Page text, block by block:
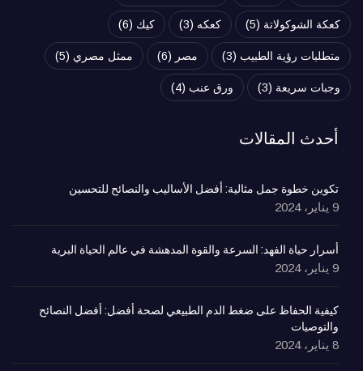
كعكة الشوكولاتة (5) كعكه (3) كيك (6)
متطلبات رؤية الطبيب (3) مصر (6) ممثل مصري (5)
وجبات سريعة (3) ورق عنب (4)
أحدث المقالات
تكوين خطوة جمل مثالية: أفضل الأساليب والنصائح للتحسين
9 يناير، 2024
أسرار حياة الفهد: السرعة والقوة المدهشة في عالم الحياة البرية
9 يناير، 2024
كيفية الحفاظ على ضغط الدم الطبيعي لصحة أفضل: أفضل النصائح
والتوصيات
8 يناير، 2024